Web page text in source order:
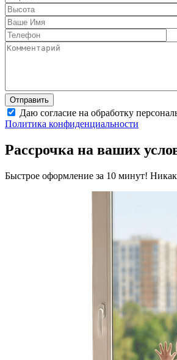
Даю согласие на обработку
Политика конфиденциальности
Рассрочка на ваших
Быстрое оформление за 10 минут!